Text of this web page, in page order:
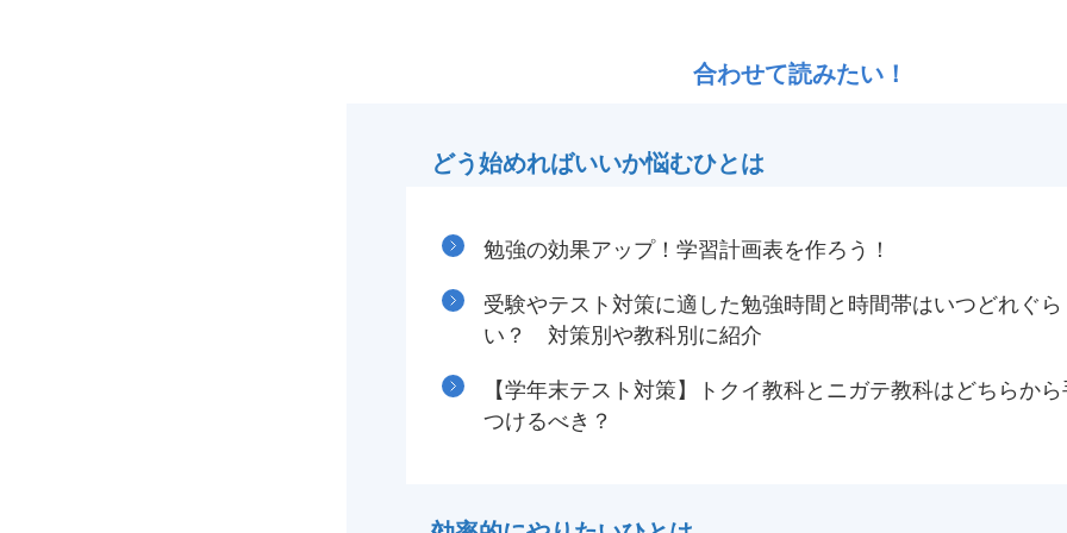
合わせて読みたい！
どう始めればいいか悩むひとは
勉強の効果アップ！学習計画表を作ろう！
受験やテスト対策に適した勉強時間と時間帯はいつどれぐら
い？ 対策別や教科別に紹介
【学年末テスト対策】トクイ教科とニガテ教科はどちらか
つけるべき？